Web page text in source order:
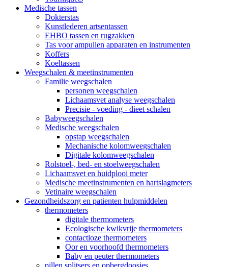
Medische tassen
Dokterstas
Kunstlederen artsentassen
EHBO tassen en rugzakken
Tas voor ampullen apparaten en instrumenten
Koffers
Koeltassen
Weegschalen & meetinstrumenten
Familie weegschalen
personen weegschalen
Lichaamsvet analyse weegschalen
Precisie - voeding - dieet schalen
Babyweegschalen
Medische weegschalen
opstap weegschalen
Mechanische kolomweegschalen
Digitale kolomweegschalen
Rolstoel-, bed- en stoelweegschalen
Lichaamsvet en huidplooi meter
Medische meetinstrumenten en hartslagmeters
Vetinaire weegschalen
Gezondheidszorg en patienten hulpmiddelen
thermometers
digitale thermometers
Ecologische kwikvrije thermometers
contactloze thermometers
Oor en voorhoofd thermometers
Baby en peuter thermometers
pillen splitsers en opbergdoosjes